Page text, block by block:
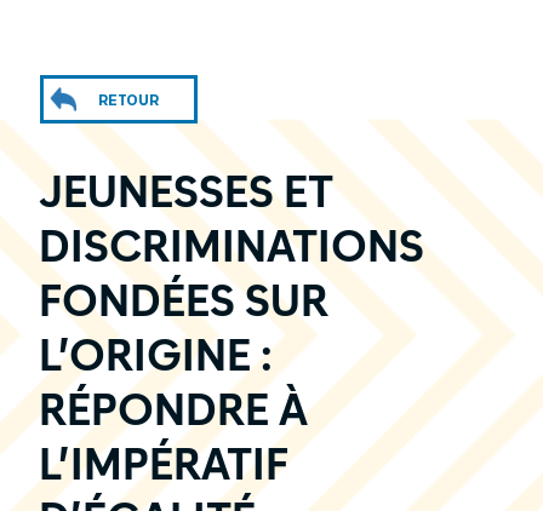
RETOUR
JEUNESSES ET
DISCRIMINATIONS
FONDÉES SUR
L’ORIGINE :
RÉPONDRE À
L’IMPÉRATIF